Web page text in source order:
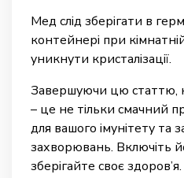
Мед слід зберігати в
контейнері при
уникнути кристалізації.
Завершуючи цю статтю,
– це не тільки смачний
для вашого імунітету та
захворювань. Включіть
зберігайте своє здоров’я.